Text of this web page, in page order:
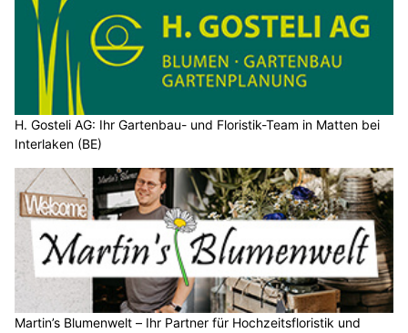
H. Gosteli AG: Ihr Gartenbau- und Floristik-Team in Matten bei
Interlaken (BE)
Martin’s Blumenwelt – Ihr Partner für Hochzeitsfloristik und